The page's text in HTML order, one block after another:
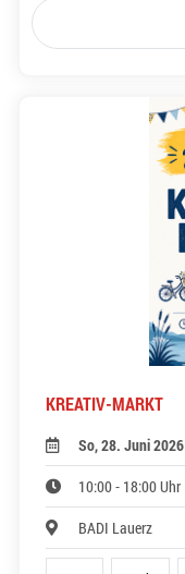
KREATIV-MARKT
So, 28. Juni 2026
10:00 - 18:00 Uhr
BADI Lauerz